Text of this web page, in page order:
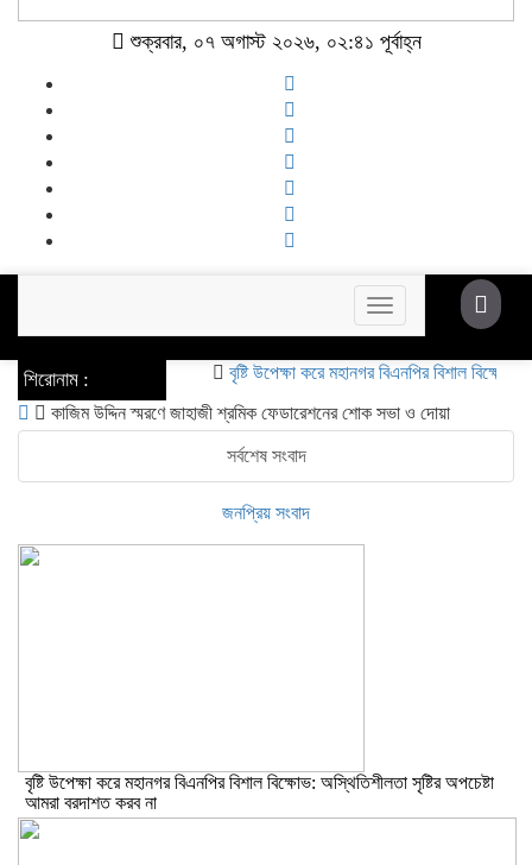
শুক্রবার, ০৭ অগাস্ট ২০২৬, ০২:৪১ পূর্বাহ্ন
Toggle
navigation
শিরোনাম :
বৃষ্টি উপেক্ষা করে মহানগর বিএনপির বিশাল বিক্ষোভ:
কাজিম উদ্দিন স্মরণে জাহাজী শ্রমিক ফেডারেশনের শোক সভা ও দোয়া
সর্বশেষ সংবাদ
জনপ্রিয় সংবাদ
বৃষ্টি উপেক্ষা করে মহানগর বিএনপির বিশাল বিক্ষোভ: অস্থিতিশীলতা সৃষ্টির অপচেষ্টা
আমরা বরদাশত করব না